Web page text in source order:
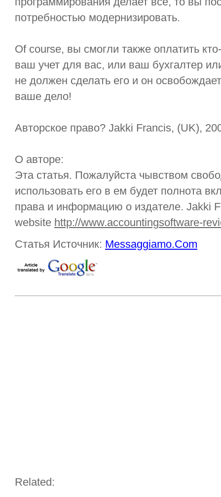
потребностью модернизировать.
Of course, вы смогли также оплатить
ваш учет для вас, или ваш бухгалтер
не должен сделать его и он
ваше дело!
Авторское право? Jakki Francis, (UK),
О авторе:
Эта статья. Пожалуйста чывством
использовать его в ем будет полнота
права и информацию о издателе. Jakki
website http://www.accountingsoftware-
Статья Источник: Messaggiamo.Com
Related: